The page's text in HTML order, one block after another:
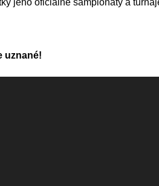
jeho oficiálne šampionáty a
uznané!